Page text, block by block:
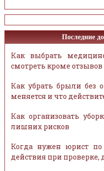
Последние
Как выбрать
смотреть кроме отзывов
Как убрать брыли без
меняется и что
Как организовать
лишних рисков
Когда нужен юрист
действия при проверке,